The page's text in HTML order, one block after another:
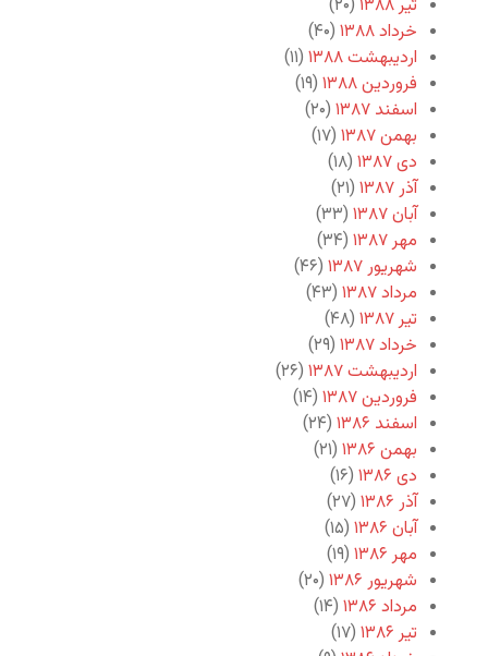
تیر ۱۳۸۸
(۲۰)
خرداد ۱۳۸۸
(۴۰)
اردیبهشت ۱۳۸۸
(۱۱)
فروردین ۱۳۸۸
(۱۹)
اسفند ۱۳۸۷
(۲۰)
بهمن ۱۳۸۷
(۱۷)
دی ۱۳۸۷
(۱۸)
آذر ۱۳۸۷
(۲۱)
آبان ۱۳۸۷
(۳۳)
مهر ۱۳۸۷
(۳۴)
شهریور ۱۳۸۷
(۴۶)
مرداد ۱۳۸۷
(۴۳)
تیر ۱۳۸۷
(۴۸)
خرداد ۱۳۸۷
(۲۹)
اردیبهشت ۱۳۸۷
(۲۶)
فروردین ۱۳۸۷
(۱۴)
اسفند ۱۳۸۶
(۲۴)
بهمن ۱۳۸۶
(۲۱)
دی ۱۳۸۶
(۱۶)
آذر ۱۳۸۶
(۲۷)
آبان ۱۳۸۶
(۱۵)
مهر ۱۳۸۶
(۱۹)
شهریور ۱۳۸۶
(۲۰)
مرداد ۱۳۸۶
(۱۴)
تیر ۱۳۸۶
(۱۷)